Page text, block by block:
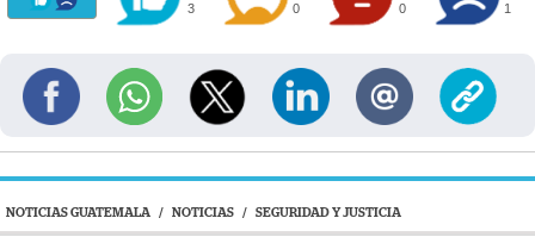
3 0 0 1
NOTICIAS GUATEMALA / NOTICIAS / SEGURIDAD Y JUSTICIA